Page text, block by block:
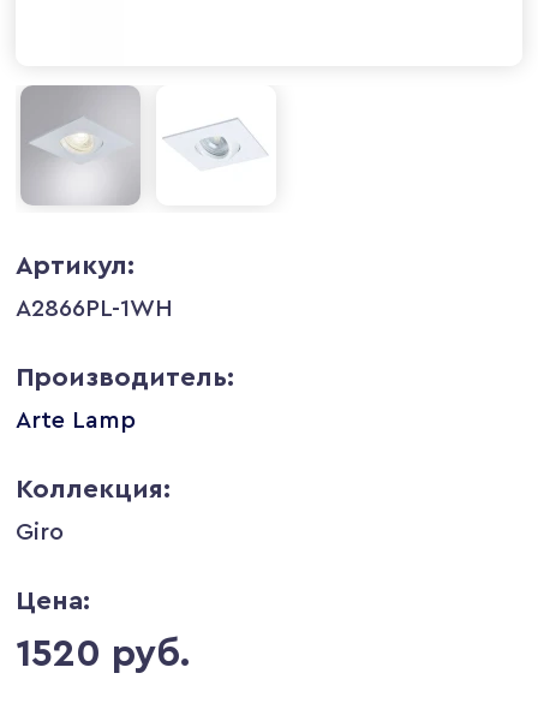
Артикул:
A2866PL-1WH
Производитель:
Arte Lamp
Коллекция:
Giro
Цена:
1520 руб.